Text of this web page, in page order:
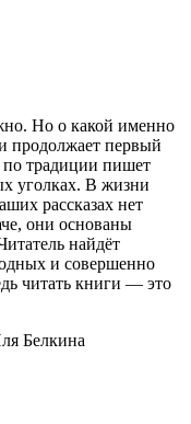
Но о какой именно
продолжает первый
традиции пишет
уголках. В жизни
рассказах нет
они основаны
найдёт
и совершенно
читать книги — это
Белкина